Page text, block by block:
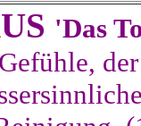
'Das